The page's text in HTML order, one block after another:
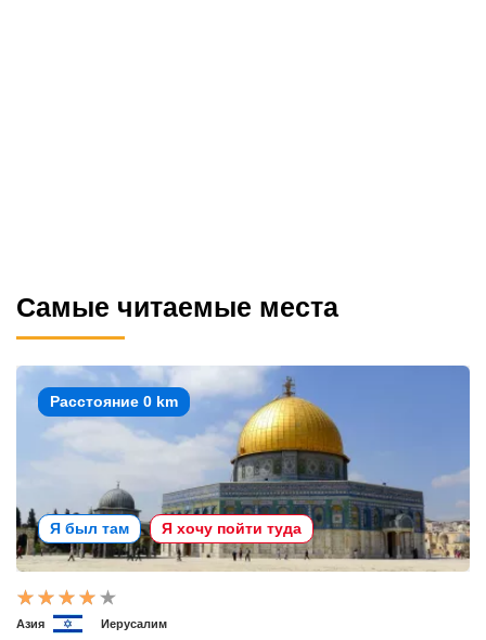
Самые читаемые места
Расстояние 0 km
Я был там Я хочу пойти туда
Азия Иерусалим